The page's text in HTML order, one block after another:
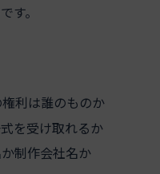
す。
利は誰のものか
を受け取れるか
制作会社名か